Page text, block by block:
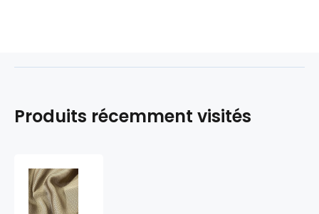
Produits récemment visités